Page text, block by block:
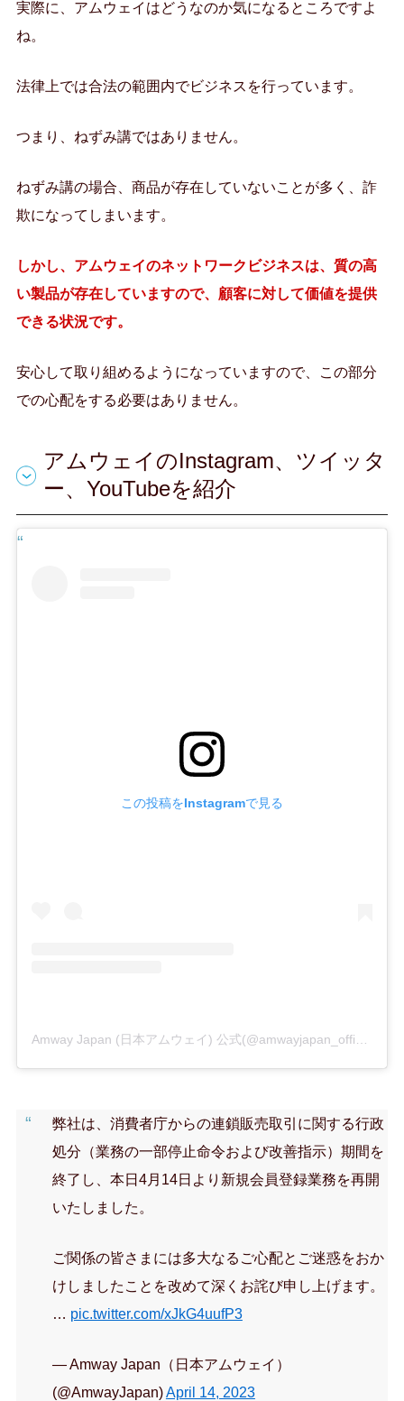
実際に、アムウェイはどうなのか気になるところですよ
ね。
法律上では合法の範囲内でビジネスを行っています。
つまり、ねずみ講ではありません。
ねずみ講の場合、商品が存在していないことが多く、詐
欺になってしまいます。
しかし、アムウェイのネットワークビジネスは、質の高
い製品が存在していますので、顧客に対して価値を提供
できる状況です。
安心して取り組めるようになっていますので、この部分
での心配をする必要はありません。
アムウェイのInstagram、ツイッタ
ー、YouTubeを紹介
この投稿をInstagramで見る
弊社は、消費者庁からの連鎖販売取引に関する行政
処分（業務の一部停止命令および改善指示）期間を
終了し、本日4月14日より新規会員登録業務を再開
いたしました。​
ご関係の皆さまには多大なるご心配とご迷惑をおか
けしましたことを改めて深くお詫び申し上げます。
… pic.twitter.com/xJkG4uufP3
— Amway Japan（日本アムウェイ）
(@AmwayJapan)April 14, 2023